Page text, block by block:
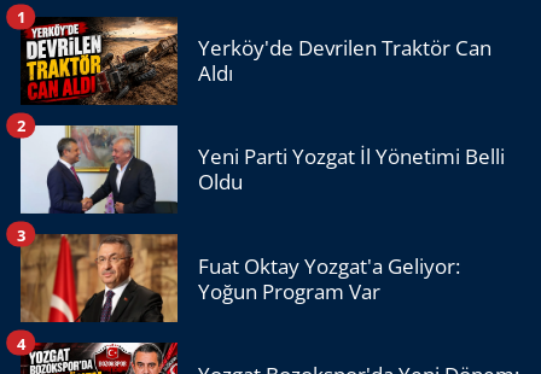
Yerköy'de Devrilen Traktör Can
Aldı
1
Yeni Parti Yozgat İl Yönetimi Belli
Oldu
2
Fuat Oktay Yozgat'a Geliyor:
Yoğun Program Var
3
4